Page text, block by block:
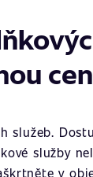
služeb.
služby
v